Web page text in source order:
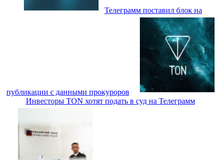
Телеграмм поставил блок на
публикации с данными прокуроров
Инвесторы TON хотят подать в суд на Телеграмм